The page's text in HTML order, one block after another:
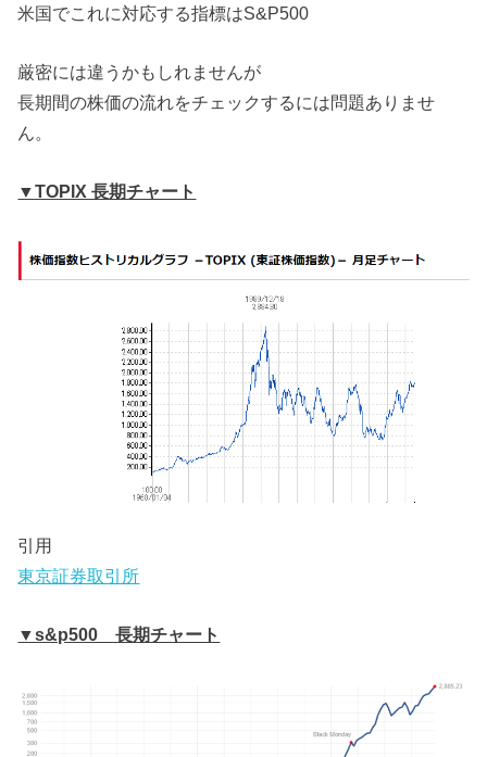
米国でこれに対応する指標はS&P500
厳密には違うかもしれませんが
長期間の株価の流れをチェックするには問題ありませ
ん。
▼TOPIX 長期チャート
引用
東京証券取引所
▼s&p500 長期チャート